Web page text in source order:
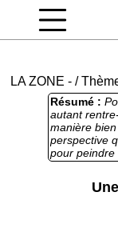
LA ZONE - /
Résumé :
autant
manière
perspective
pour peindre